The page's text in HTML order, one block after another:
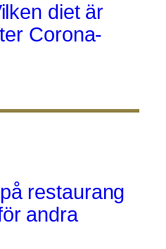
diet är
Corona-
restaurang
andra